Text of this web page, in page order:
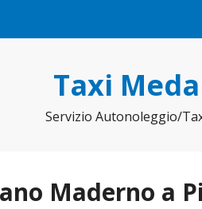
Taxi Meda
Servizio Autonoleggio/
Maderno a